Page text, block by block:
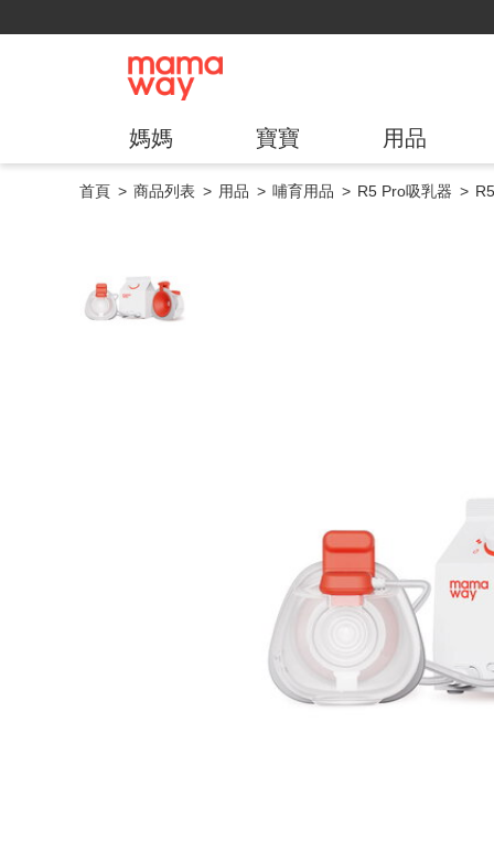
媽媽 寶寶 用品
首頁 商品列表 用品 哺育用品 R5 Pro吸乳器